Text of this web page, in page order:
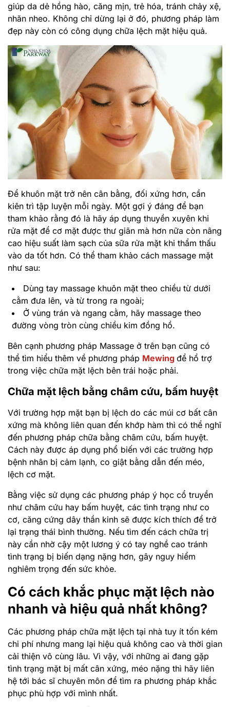
giúp da dẻ hồng hào, căng mịn, trẻ hóa, tránh chảy xệ,
nhăn nheo. Không chỉ dừng lại ở đó, phương pháp làm
đẹp này còn có công dụng chữa lệch mặt hiệu quả.
Để khuôn mặt trở nên cân bằng, đối xứng hơn, cần
kiên trì tập luyện mỗi ngày. Một gợi ý đáng để bạn
tham khảo rằng đó là hãy áp dụng thuyền xuyên khi
rửa mặt để cơ mặt được thư giãn mà hơn nữa còn nâng
cao hiệu suất làm sạch của sữa rửa mặt khi thẩm thấu
vào da tốt hơn. Có thể tham khảo cách massage mặt
như sau:
Dùng tay massage khuôn mặt theo chiều từ dưới
cằm đưa lên, và từ trong ra ngoài;
Ở vùng trán và ngang cằm, hãy massage theo
đường vòng tròn cùng chiều kim đồng hồ.
Bên cạnh phương pháp Massage ở trên bạn cũng có
thể tìm hiểu thêm về phương pháp Mewing để hổ trợ
trong việc chữa mặt lệch bên trái hoặc phải.
Chữa mặt lệch bằng châm cứu, bấm huyệt
Với trường hợp mặt bạn bị lệch do các múi cơ bất cân
xứng mà không liên quan đến khớp hàm thì có thể nghĩ
đến phương pháp chữa bằng châm cứu, bấm huyệt.
Cách này được áp dụng phổ biến với các trường hợp
bệnh nhân bị cảm lạnh, co giật bằng dẫn đến méo,
lệch cơ mặt.
Bằng việc sử dụng các phương pháp ý học cổ truyền
như châm cứu hay bấm huyệt, các tình trạng như co
cơ, căng cứng dây thần kinh sẽ được kích thích để trở
lại trạng thái bình thường. Nếu tìm đến cách chữa trị
này cần nhờ cậy một lương ý có tay nghề cao tránh
tình trạng bị biến dạng nặng hơn, gây nguy hiểm
nghiêm trọng đến sức khỏe.
Có cách khắc phục mặt lệch nào
nhanh và hiệu quả nhất không?
Các phương pháp chữa mặt lệch tại nhà tuy ít tốn kém
chi phí nhưng mang lại hiệu quả không cao và thời gian
cải thiện vô cùng lâu. Vì vậy, với những ai đang gặp
tình trạng mặt bị mất cân xứng, méo nặng thì hãy liên
hệ tới bác sĩ chuyên môn để tìm ra phương pháp khắc
phục phù hợp với mình nhất.